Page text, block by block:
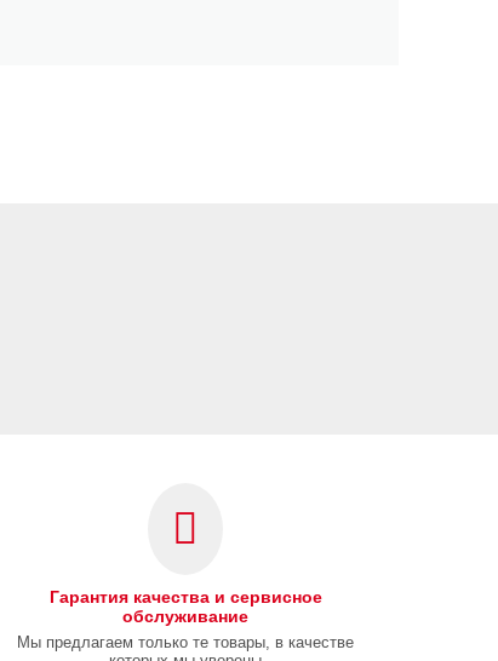
Гарантия качества и сервисное
обслуживание
Мы предлагаем только те товары, в качестве